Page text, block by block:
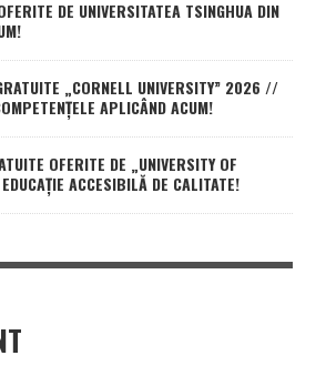
DE UNIVERSITATEA TSINGHUA DIN
„CORNELL UNIVERSITY” 2026 //
APLICÂND ACUM!
OFERITE DE „UNIVERSITY OF
ACCESIBILĂ DE CALITATE!